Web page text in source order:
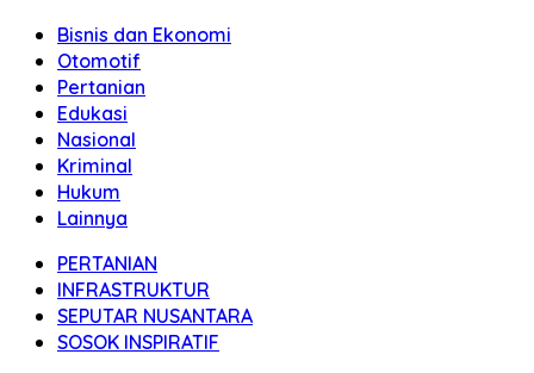
Bisnis dan Ekonomi
Otomotif
Pertanian
Edukasi
Nasional
Kriminal
Hukum
Lainnya
PERTANIAN
INFRASTRUKTUR
SEPUTAR NUSANTARA
SOSOK INSPIRATIF